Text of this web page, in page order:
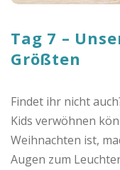
o
C
a
s
Tag 7 –
Größten
Findet ihr nicht
Kids verwöhnen
Weihnachten ist,
Augen zum